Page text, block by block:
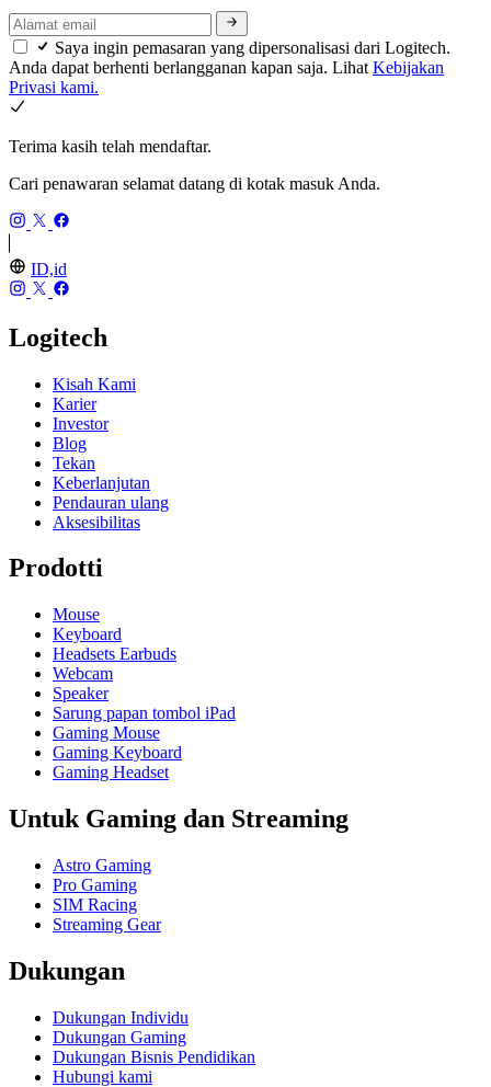
Saya ingin pemasaran yang dipersonalisasi dari Logitech.
Anda dapat berhenti berlangganan kapan saja. Lihat Kebijakan
Privasi kami.
Terima kasih telah mendaftar.
Cari penawaran selamat datang di kotak masuk Anda.
ID,id
Logitech
Kisah Kami
Karier
Investor
Blog
Tekan
Keberlanjutan
Pendauran ulang
Aksesibilitas
Prodotti
Mouse
Keyboard
Headsets Earbuds
Webcam
Speaker
Sarung papan tombol iPad
Gaming Mouse
Gaming Keyboard
Gaming Headset
Untuk Gaming dan Streaming
Astro Gaming
Pro Gaming
SIM Racing
Streaming Gear
Dukungan
Dukungan Individu
Dukungan Gaming
Dukungan Bisnis Pendidikan
Hubungi kami